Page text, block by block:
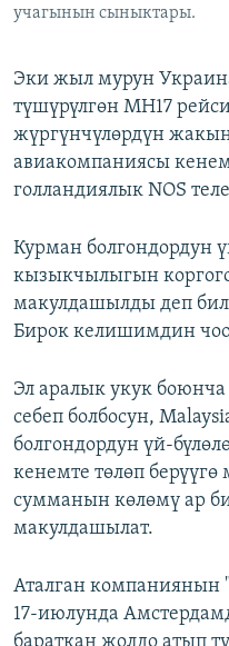
учагынын сыныктары.
Эки жыл мурун
түшүрүлгөн MH17
жүргүнчүлөрдүн
авиакомпаниясы
голландиялык NOS
Курман болгондордун
кызыкчылыгын
макулдашылды деп
Бирок келишимдин
Эл аралык укук
себеп болбосун,
болгондордун үй-
кенемте төлөп
сумманын көлөмү ар
макулдашылат.
Аталган компаниянын
17-июлунда